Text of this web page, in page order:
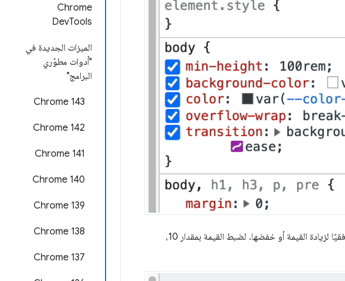
Chrome
DevTools
الميزات الجديدة في
"أدوات مطوّري
البرامج"
Chrome 143
Chrome 142
‫Chrome 141
Chrome 140
‫Chrome 139
‫Chrome 138
‫Chrome 137
مرِّر مؤشر الماوس فوق قيمة الوحدة، وسيتم تغيير مؤشر الماوس إلى مؤشر أفقي. اسحب أفقيًا لزيادة القيمة أو خفضها. لضبط القيمة بمقدار 10،